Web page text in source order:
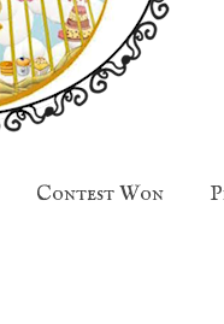
Contest Won